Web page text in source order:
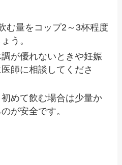
む量をコップ2～3杯程度
う。
調が優れないときや妊娠
師に相談してくださ
めて飲む場合は少量か
が安全です。